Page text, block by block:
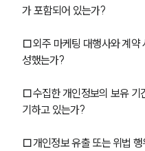
가 포함되어 있는가?
□외주 마케팅 대행사와 계약
성했는가?
□수집한 개인정보의 보유 기
기하고 있는가?
□개인정보 유출 또는 위법 행